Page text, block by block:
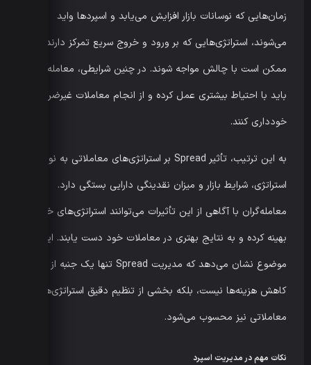
زمان‌هایی که نوسانات بازار افزایش می‌یابد و اسپردها واید
می‌شوند، استراتژی‌هایی که بر ورود و خروج سریع تمرکز دارند،
ممکن است با چالش مواجه شوند. در چنین شرایطی، معامله‌گران
باید با احتیاط بیشتری عمل کرده و از انجام معاملات غیرضروری
خودداری کنند.
به این ترتیب، تأثیر Spread بر استراتژی‌های معاملاتی به نوع
استراتژی، شرایط بازار و میزان نقدینگی دارایی بستگی دارد.
معامله‌گران با آگاهی از این تأثیرات می‌توانند استراتژی‌های خود را
بهینه کرده و به نتایج بهتری در معاملات خود دست یابند. این
موضوع نشان می‌دهد که مدیریت Spread تنها یک جنبه از
کاهش هزینه‌ها نیست، بلکه بخشی از تنظیم دقیق استراتژی‌های
معاملاتی نیز محسوب می‌شود.
نکات مهم در مدیریت اسپرد